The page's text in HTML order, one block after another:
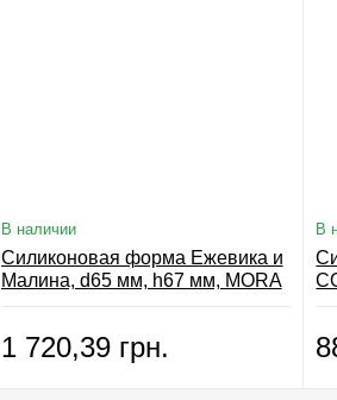
В наличии
Силиконовая форма Ежевика и
Малина, d65 мм, h67 мм, MORA
1 720,39 грн.
В